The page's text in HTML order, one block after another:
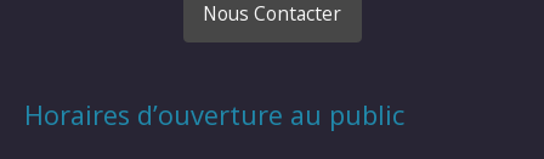
Nous Contacter
Horaires d’ouverture au public